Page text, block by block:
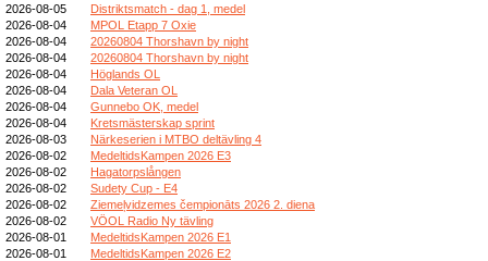
2026-08-05
Distriktsmatch - dag 1, medel
2026-08-04
MPOL Etapp 7 Oxie
2026-08-04
20260804 Thorshavn by night
2026-08-04
20260804 Thorshavn by night
2026-08-04
Höglands OL
2026-08-04
Dala Veteran OL
2026-08-04
Gunnebo OK, medel
2026-08-04
Kretsmästerskap sprint
2026-08-03
Närkeserien i MTBO deltävling 4
2026-08-02
MedeltidsKampen 2026 E3
2026-08-02
Hagatorpslången
2026-08-02
Sudety Cup - E4
2026-08-02
Ziemeļvidzemes čempionāts 2026 2. diena
2026-08-02
VÖOL Radio Ny tävling
2026-08-01
MedeltidsKampen 2026 E1
2026-08-01
MedeltidsKampen 2026 E2